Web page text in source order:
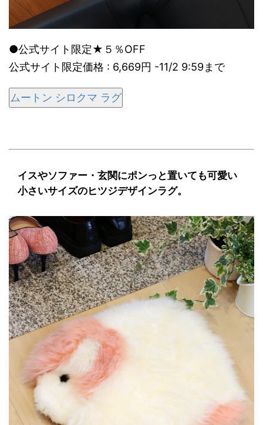
●公式サイト限定★５％OFF
公式サイト限定価格 : 6,669円 -11/2 9:59まで
ムートン シロクマ ラグ
イスやソファー・玄関にポンっと置いても可愛い
小さいサイズのヒツジデザインラグ。